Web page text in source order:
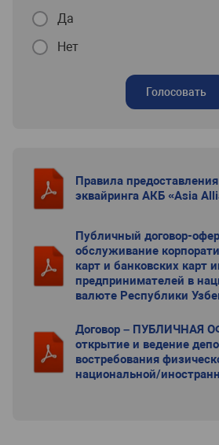
Да
Нет
Голосовать
Правила
эквайринга АКБ «Asia
Публичный договор-
обслуживание
карт и банковских карт
предпринимателей в
валюте Республики
Договор – ПУБЛИЧНАЯ
открытие и ведение
востребования
национальной/